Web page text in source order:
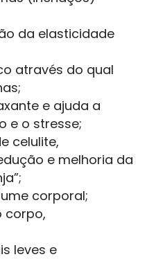
da elasticidade
através do qual
e ajuda a
e o stresse;
celulite,
e melhoria da
corporal;
corpo,
leves e